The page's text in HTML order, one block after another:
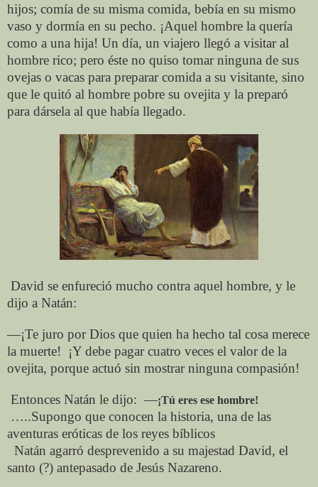
hijos; comía de su misma comida, bebía en su mismo
vaso y dormía en su pecho. ¡Aquel hombre la quería
como a una hija! Un día, un viajero llegó a visitar al
hombre rico; pero éste no quiso tomar ninguna de sus
ovejas o vacas para preparar comida a su visitante, sino
que le quitó al hombre pobre su ovejita y la preparó
para dársela al que había llegado.
David se enfureció mucho contra aquel hombre, y le
dijo a Natán:
—¡Te juro por Dios que quien ha hecho tal cosa merece
la muerte! ¡Y debe pagar cuatro veces el valor de la
ovejita, porque actuó sin mostrar ninguna compasión!
Entonces Natán le dijo: —¡Tú eres ese hombre!
…..Supongo que conocen la historia, una de las
aventuras eróticas de los reyes bíblicos
Natán agarró desprevenido a su majestad David, el
santo (?) antepasado de Jesús Nazareno.